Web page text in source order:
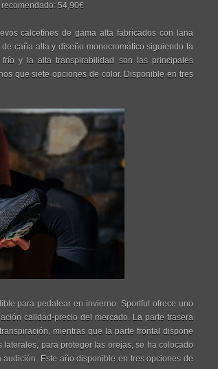
54,90€
calcetines de gama alta fabricados con lana
caña alta y diseño monocromático siguiendo la
y la alta transpirabilidad son las principales
que siete opciones de color. Disponible en tres
para pedalear en invierno. Sportful ofrece uno
calidad-precio del mercado. La parte trasera
mientras que la parte frontal dispone
para proteger las orejas, se ha colocado
Este año disponible en tres opciones de